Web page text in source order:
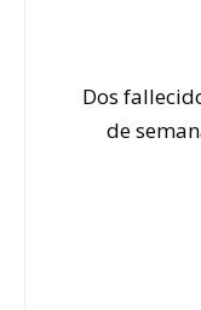
Dos
de